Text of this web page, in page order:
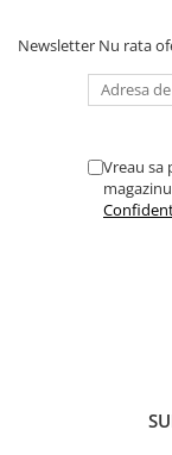
Newsletter Nu rata
Vreau sa